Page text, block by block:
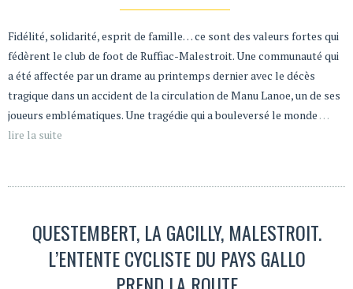
Fidélité, solidarité, esprit de famille… ce sont des valeurs fortes qui
fédèrent le club de foot de Ruffiac-Malestroit. Une communauté qui
a été affectée par un drame au printemps dernier avec le décès
tragique dans un accident de la circulation de Manu Lanoe, un de ses
joueurs emblématiques. Une tragédie qui a bouleversé le monde …
lire la suite
QUESTEMBERT, LA GACILLY, MALESTROIT.
L’ENTENTE CYCLISTE DU PAYS GALLO